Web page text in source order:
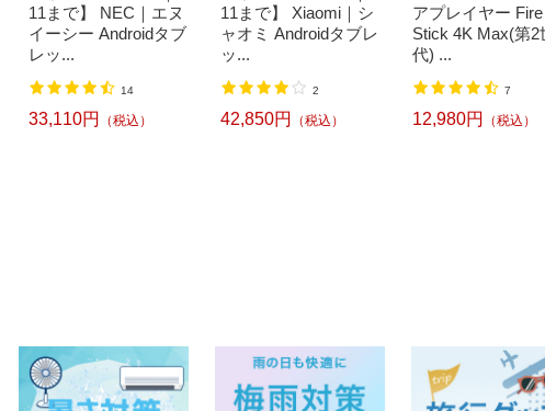
11まで】 NEC｜エヌ
イーシー Androidタブ
レッ...
14
33,110円 （税込）
11まで】 Xiaomi｜シ
ャオミ Androidタブレ
ッ...
2
42,850円 （税込）
アプレイヤー
Stick 4K Max(第2
代) ...
7
12,980円 （税込）